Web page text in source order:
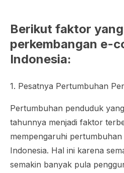
Berikut faktor
perkembangan e-
Indonesia:
1. Pesatnya Pertumbuhan
Pertumbuhan penduduk
tahunnya menjadi faktor
mempengaruhi pertumbuhan
Indonesia. Hal ini karena
semakin banyak pula